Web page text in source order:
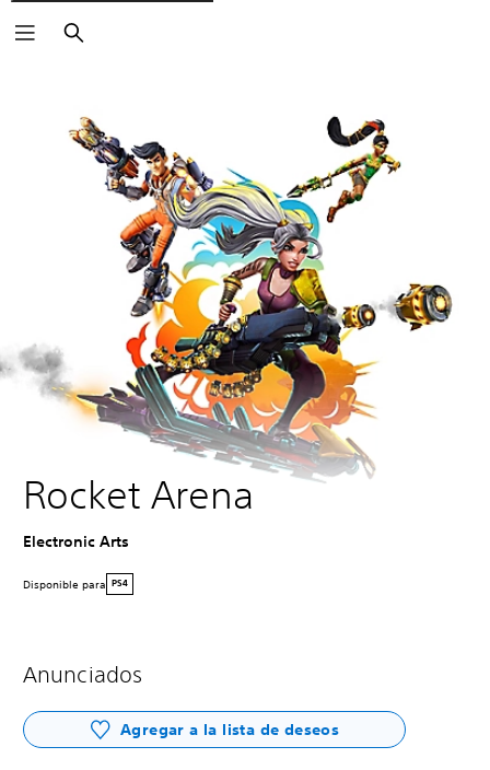
Buscar
Rocket Arena
Electronic Arts
Disponible para PS4
Anunciados
Agregar a la lista de deseos